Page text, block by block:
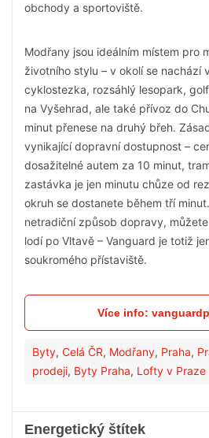
obchody a sportoviště.
Modřany jsou ideálním místem pro
životního stylu – v okolí se nachází
cyklostezka, rozsáhlý lesopark,
na Vyšehrad, ale také přívoz do
minut přenese na druhý břeh.
vynikající dopravní dostupnost –
dosažitelné autem za 10 minut,
zastávka je jen minutu chůze od
okruh se dostanete během tří
netradiční způsob dopravy,
lodí po Vltavě – Vanguard je totiž
soukromého přístaviště.
Více info:
Byty, Celá ČR, Modřany, Praha,
prodeji, Byty Praha, Lofty v Praze
Energetický štítek